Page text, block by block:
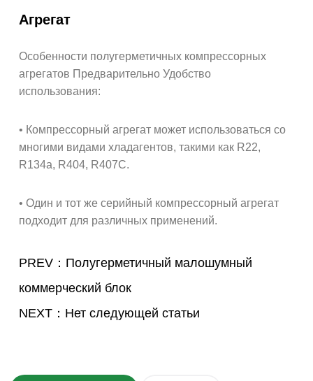
Агрегат
Особенности полугерметичных компрессорных
агрегатов Предварительно Удобство
использования:
• Компрессорный агрегат может использоваться со
многими видами хладагентов, такими как R22,
R134a, R404, R407C.
• Один и тот же серийный компрессорный агрегат
подходит для различных применений.
PREV：Полугерметичный малошумный
коммерческий блок
NEXT：Нет следующей статьи